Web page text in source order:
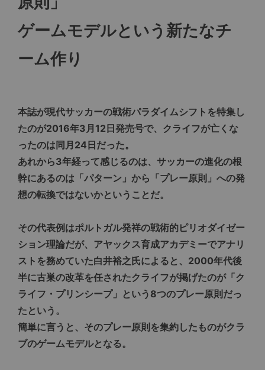
ゲームモデルという新たなチ
ーム作り
本誌が現代サッカーの戦術パラダイムシフトを特集し
たのが2016年3月12日発売号で、クライフが亡くな
ったのは同月24日だった。
あれから3年経って感じるのは、サッカーの進化の根
幹にあるのは「パターン」から「プレー原則」への発
想の転換ではないかということだ。
その代表例はポルトガル発祥の戦術的ピリオダイゼー
ション理論だが、アヤックス育成アカデミーでアナリ
ストを務めていた白井裕之氏によると、2000年代後
半に古巣の改革を任されたクライフが掲げたのが「ク
ライフ・プリンシープ」という8つのプレー原則だっ
たという。
簡単に言うと、そのプレー原則を集約したものがクラ
ブのゲームモデルとなる。